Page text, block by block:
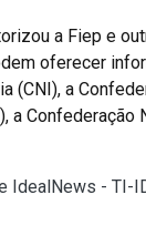
a Fiep e
oferecer
(CNI), a
a
IdealNews - TI-